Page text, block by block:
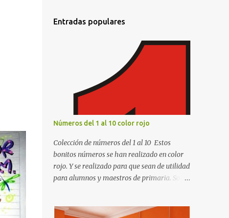
Entradas populares
Números del 1 al 10 color rojo
Colección de números del 1 al 10 Estos
bonitos números se han realizado en color
rojo. Y se realizado para que sean de utilidad
para alumnos y maestros de primaria. Son
de recortar y se pueden utilizar en variedad